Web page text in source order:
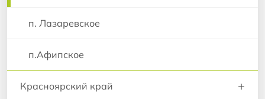
п. Лазаревское
п.Афипское
Красноярский край +